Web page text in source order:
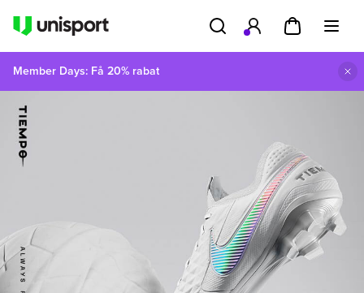
Member Days: Få 20% rabat